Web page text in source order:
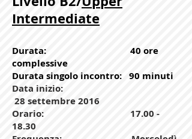
Intermediate
Durata: 40 ore
complessive
Durata singolo incontro: 90 minuti
Data inizio:
28 settembre 2016
Orario: 17.00 -
18.30